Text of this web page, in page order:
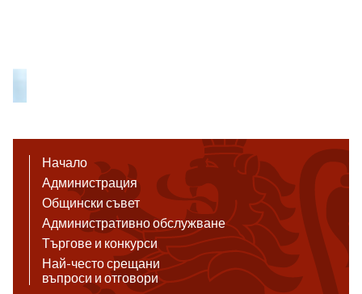
Начало
Администрация
Общински съвет
Административно обслужване
Търгове и конкурси
Най-често срещани
въпроси и отговори